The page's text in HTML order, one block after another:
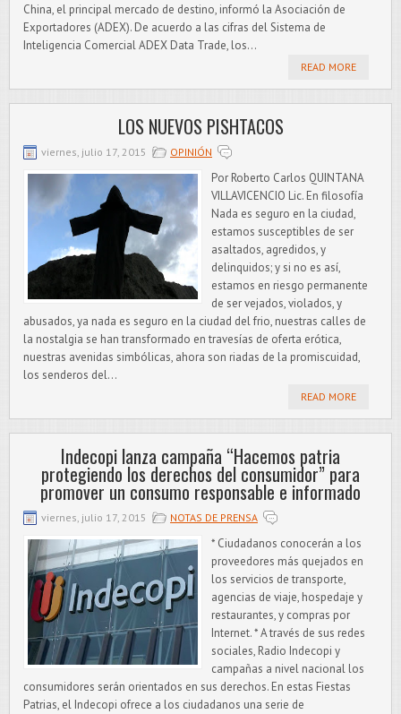
China, el principal mercado de destino, informó la Asociación de
Exportadores (ADEX). De acuerdo a las cifras del Sistema de
Inteligencia Comercial ADEX Data Trade, los...
READ MORE
LOS NUEVOS PISHTACOS
viernes, julio 17, 2015 OPINIÓN
Por Roberto Carlos QUINTANA
VILLAVICENCIO Lic. En filosofía
Nada es seguro en la ciudad,
estamos susceptibles de ser
asaltados, agredidos, y
delinquidos; y si no es así,
estamos en riesgo permanente
de ser vejados, violados, y
abusados, ya nada es seguro en la ciudad del frio, nuestras calles de
la nostalgia se han transformado en travesías de oferta erótica,
nuestras avenidas simbólicas, ahora son riadas de la promiscuidad,
los senderos del...
READ MORE
Indecopi lanza campaña “Hacemos patria
protegiendo los derechos del consumidor” para
promover un consumo responsable e informado
viernes, julio 17, 2015 NOTAS DE PRENSA
* Ciudadanos conocerán a los
proveedores más quejados en
los servicios de transporte,
agencias de viaje, hospedaje y
restaurantes, y compras por
Internet. * A través de sus redes
sociales, Radio Indecopi y
campañas a nivel nacional los
consumidores serán orientados en sus derechos. En estas Fiestas
Patrias, el Indecopi ofrece a los ciudadanos una serie de